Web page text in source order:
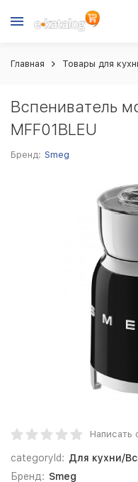
Главная Товары для
Вспениватель
MFF01BLEU
Бренд: Smeg
Написать
categoryId: Для кухни/
Бренд: Smeg